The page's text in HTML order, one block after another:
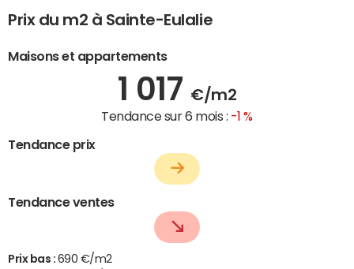
Prix du m2 à Sainte-Eulalie
Maisons et appartements
1 017 €/m2
Tendance sur 6 mois : -1 %
Tendance prix
Tendance ventes
Prix bas : 690 €/m2